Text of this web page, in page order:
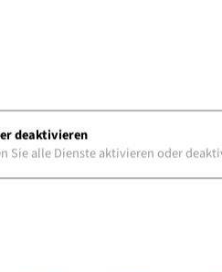
deaktivieren
Sie alle Dienste aktivieren oder